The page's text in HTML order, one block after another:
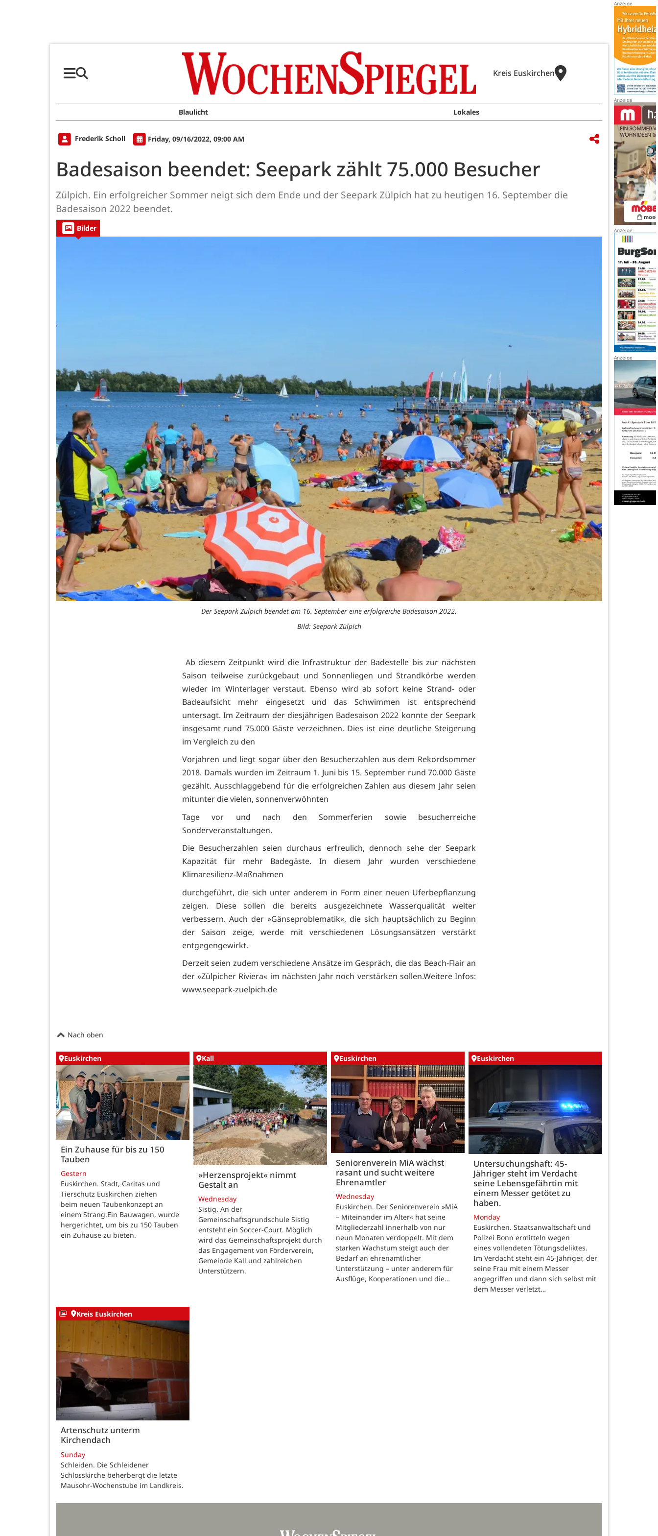
Kreis Euskirchen
Blaulicht Lokales
Frederik Scholl Friday, 09/16/2022, 09:00 AM
Badesaison beendet: Seepark zählt 75.000 Besucher
Zülpich. Ein erfolgreicher Sommer neigt sich dem Ende und der Seepark Zülpich hat zu heutigen 16. September die
Badesaison 2022 beendet.
Bilder
Der Seepark Zülpich beendet am 16. September eine erfolgreiche Badesaison 2022.
Bild: Seepark Zülpich
Ab diesem Zeitpunkt wird die Infrastruktur der Badestelle bis zur nächsten
Saison teilweise zurückgebaut und Sonnenliegen und Strandkörbe werden
wieder im Winterlager verstaut. Ebenso wird ab sofort keine Strand- oder
Badeaufsicht mehr eingesetzt und das Schwimmen ist entsprechend
untersagt. Im Zeitraum der diesjährigen Badesaison 2022 konnte der Seepark
insgesamt rund 75.000 Gäste verzeichnen. Dies ist eine deutliche Steigerung
im Vergleich zu den
Vorjahren und liegt sogar über den Besucherzahlen aus dem Rekordsommer
2018. Damals wurden im Zeitraum 1. Juni bis 15. September rund 70.000 Gäste
gezählt. Ausschlaggebend für die erfolgreichen Zahlen aus diesem Jahr seien
mitunter die vielen, sonnenverwöhnten
Tage vor und nach den Sommerferien sowie besucherreiche
Sonderveranstaltungen.
Die Besucherzahlen seien durchaus erfreulich, dennoch sehe der Seepark
Kapazität für mehr Badegäste. In diesem Jahr wurden verschiedene
Klimaresilienz-Maßnahmen
durchgeführt, die sich unter anderem in Form einer neuen Uferbepflanzung
zeigen. Diese sollen die bereits ausgezeichnete Wasserqualität weiter
verbessern. Auch der »Gänseproblematik«, die sich hauptsächlich zu Beginn
der Saison zeige, werde mit verschiedenen Lösungsansätzen verstärkt
entgegengewirkt.
Derzeit seien zudem verschiedene Ansätze im Gespräch, die das Beach-Flair an
der »Zülpicher Riviera« im nächsten Jahr noch verstärken sollen.Weitere Infos:
www.seepark-zuelpich.de
Nach oben
Euskirchen
Ein Zuhause für bis zu 150
Tauben
Gestern
Euskirchen. Stadt, Caritas und
Tierschutz Euskirchen ziehen
beim neuen Taubenkonzept an
einem Strang.Ein Bauwagen, wurde
hergerichtet, um bis zu 150 Tauben
ein Zuhause zu bieten.
Kall
»Herzensprojekt« nimmt
Gestalt an
Wednesday
Sistig. An der
Gemeinschaftsgrundschule Sistig
entsteht ein Soccer-Court. Möglich
wird das Gemeinschaftsprojekt durch
das Engagement von Förderverein,
Gemeinde Kall und zahlreichen
Unterstützern.
Euskirchen
Seniorenverein MiA wächst
rasant und sucht weitere
Ehrenamtler
Wednesday
Euskirchen. Der Seniorenverein »MiA
– Miteinander im Alter« hat seine
Mitgliederzahl innerhalb von nur
neun Monaten verdoppelt. Mit dem
starken Wachstum steigt auch der
Bedarf an ehrenamtlicher
Unterstützung – unter anderem für
Ausflüge, Kooperationen und die…
Euskirchen
Untersuchungshaft: 45-
Jähriger steht im Verdacht
seine Lebensgefährtin mit
einem Messer getötet zu
haben.
Monday
Euskirchen. Staatsanwaltschaft und
Polizei Bonn ermitteln wegen
eines vollendeten Tötungsdeliktes.
Im Verdacht steht ein 45-Jähriger, der
seine Frau mit einem Messer
angegriffen und dann sich selbst mit
dem Messer verletzt…
Kreis Euskirchen
Artenschutz unterm
Kirchendach
Sunday
Schleiden. Die Schleidener
Schlosskirche beherbergt die letzte
Mausohr-Wochenstube im Landkreis.